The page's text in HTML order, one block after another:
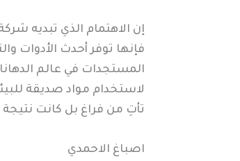
إن الاهتمام الذي تبديه
فإنها توفر أحدث الأدوات
المستجدات في عالم
لاستخدام مواد صديقة
تأتِ من فراغ بل كانت
اصباغ الاحمدي